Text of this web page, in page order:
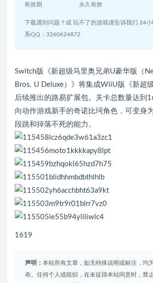
有效期 永久有效
下载遇到问题？或 玩不了的游戏请告诉我们 24
系QQ：3260624872
Switch版《新超级马里奥兄弟U豪华版（
Bros. U Deluxe）》将集成WiiU版《新超
后续推出的路易扩展包。关卡总数量达到
向动作游戏新手的奇诺比珂角色，可变身
段跳和掉落不死的能力。
1619
声明： 本站所有文章，如无特殊说明或标注，均
布。任何个人或组织，在未征得本站同意时，禁